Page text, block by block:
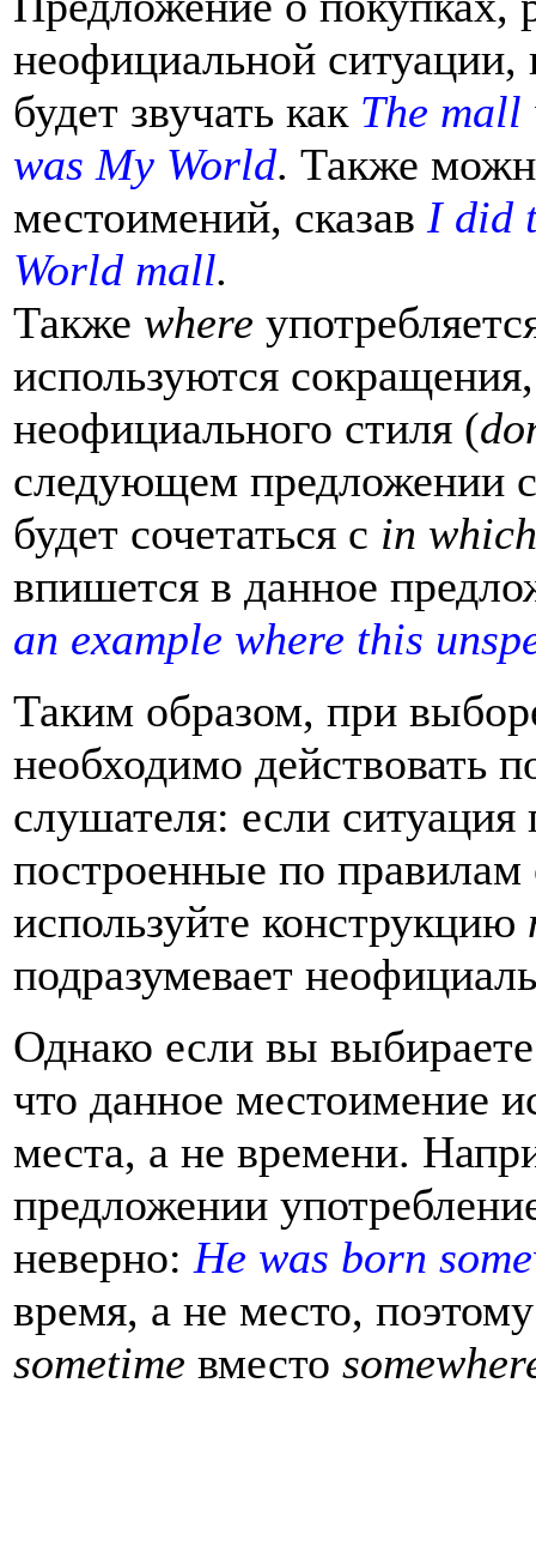
неофициальной ситуации,
будет звучать как The mall
was My World. Также
местоимений, сказав I did
World mall.
Также where
используются
неофициального стиля (
следующем предложении
будет сочетаться с in which
впишется в данное
an example where this
Таким образом, при
необходимо действовать
слушателя: если
построенные по
используйте конструкцию
подразумевает
Однако если вы
что данное местоимение
места, а не времени.
предложении
неверно: He was born
время, а не место,
sometime вместо